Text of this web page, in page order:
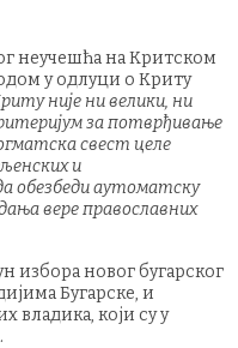
неучешћа на Критском
у одлуци о Криту
није ни велики, ни
за потврђивање
свест целе
и
обезбеди аутоматску
вере православних
избора новог бугарског
Бугарске, и
владика, који су у